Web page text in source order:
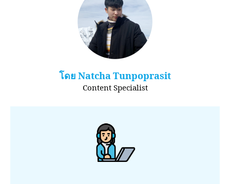
โดย Natcha Tunpoprasit
Content​ Specialist​